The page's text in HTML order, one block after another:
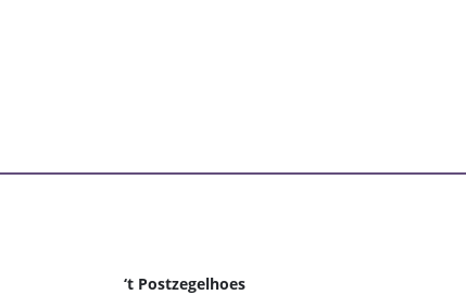
‘t Postzegelhoes